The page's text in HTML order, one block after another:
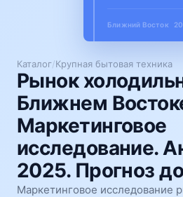
Каталог/Крупная бытовая техника
Рынок
Ближнем
Маркетинговое
исследование.
2025. Прогноз
Маркетинговое исследование
Ближний Восток